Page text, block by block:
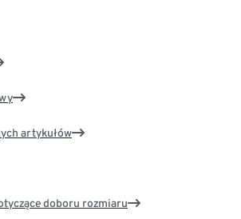
artykułów
doboru rozmiaru